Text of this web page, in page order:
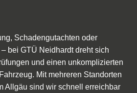
Schadengutachten oder
bei GTÜ Neidhardt dreht sich
und einen unkomplizierten
Mit mehreren Standorten
Allgäu sind wir schnell erreichbar